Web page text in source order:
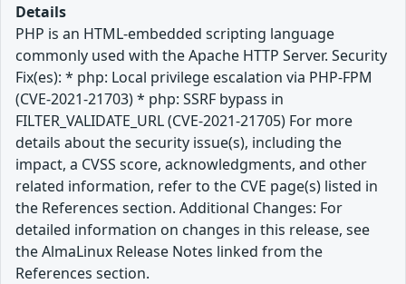
Details
PHP is an HTML-embedded scripting language
commonly used with the Apache HTTP Server. Security
Fix(es): * php: Local privilege escalation via PHP-FPM
(CVE-2021-21703) * php: SSRF bypass in
FILTER_VALIDATE_URL (CVE-2021-21705) For more
details about the security issue(s), including the
impact, a CVSS score, acknowledgments, and other
related information, refer to the CVE page(s) listed in
the References section. Additional Changes: For
detailed information on changes in this release, see
the AlmaLinux Release Notes linked from the
References section.